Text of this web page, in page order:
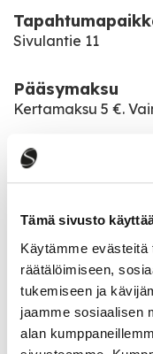
Tämä sivusto
Käytämme
räätälöimiseen,
tukemiseen ja
jaamme sosiaalisen
alan
Sivulantie 11
Pääsymaksu
Kertamaksu 5 €.
Elokuvat:
27.1 Official
24.2 Koulu
10.3 Tämä maa, 2 h,
24.3 Triangle of
14.4 Bones and All,